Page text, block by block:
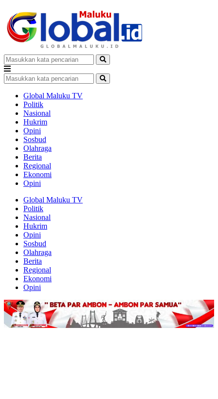
Global Maluku TV
Politik
Nasional
Hukrim
Opini
Sosbud
Olahraga
Berita
Regional
Ekonomi
Opini
Global Maluku TV
Politik
Nasional
Hukrim
Opini
Sosbud
Olahraga
Berita
Regional
Ekonomi
Opini